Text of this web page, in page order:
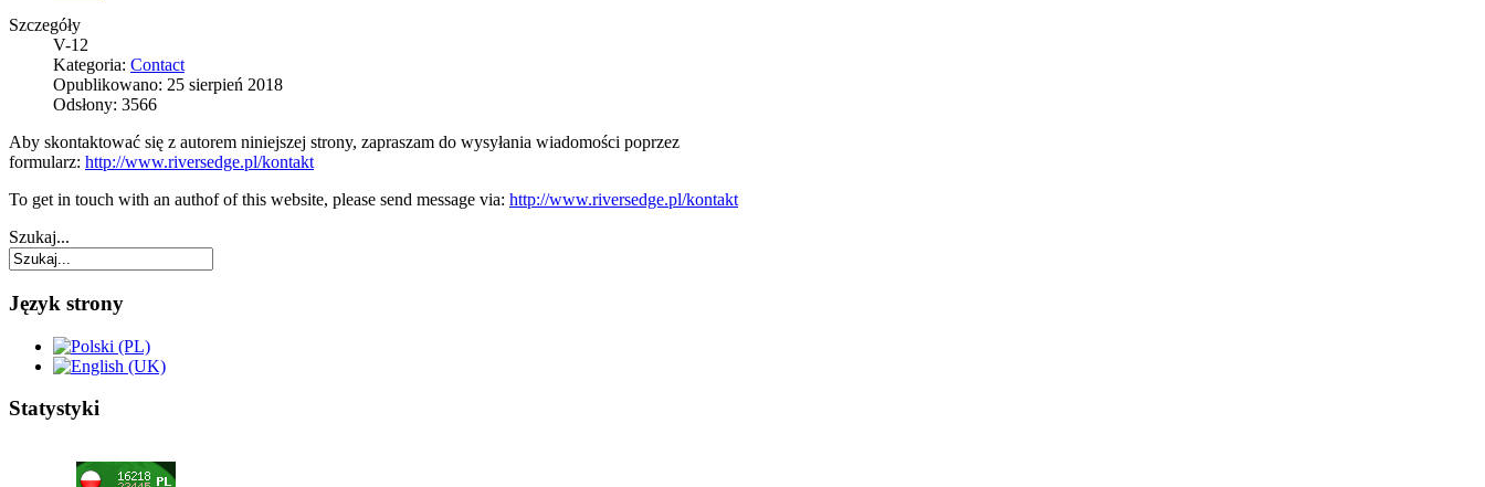
Szczegóły
V-12
Kategoria: Contact
Opublikowano: 25 sierpień 2018
Odsłony: 3566
Aby skontaktować się z autorem niniejszej strony, zapraszam do wysyłania wiadomości poprzez
formularz: http://www.riversedge.pl/kontakt
To get in touch with an authof of this website, please send message via: http://www.riversedge.pl/kontakt
Szukaj...
Język strony
Statystyki